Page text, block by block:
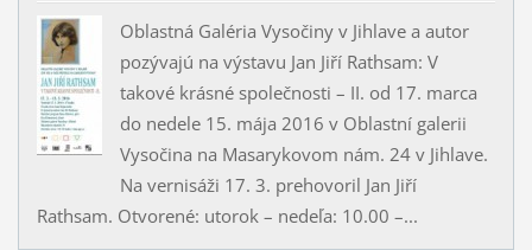
Oblastná Galéria Vysočiny v Jihlave a autor
pozývajú na výstavu Jan Jiří Rathsam: V
takové krásné společnosti – II. od 17. marca
do nedele 15. mája 2016 v Oblastní galerii
Vysočina na Masarykovom nám. 24 v Jihlave.
Na vernisáži 17. 3. prehovoril Jan Jiří
Rathsam. Otvorené: utorok – nedeľa: 10.00 –...